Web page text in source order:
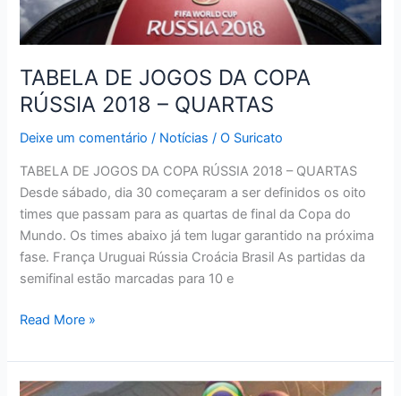
TABELA DE JOGOS DA COPA
RÚSSIA 2018 – QUARTAS
Deixe um comentário / Notícias /O Suricato
TABELA DE JOGOS DA COPA RÚSSIA 2018 – QUARTAS
Desde sábado, dia 30 começaram a ser definidos os oito
times que passam para as quartas de final da Copa do
Mundo. Os times abaixo já tem lugar garantido na próxima
fase. França Uruguai Rússia Croácia Brasil As partidas da
semifinal estão marcadas para 10 e
TABELA
JOGOS
DA
Read More »